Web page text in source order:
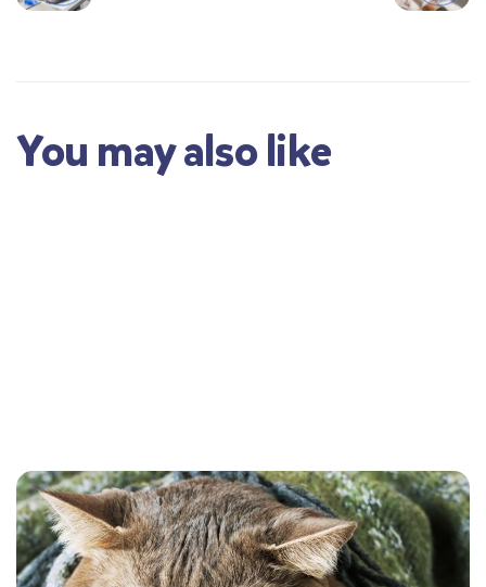
You may also like